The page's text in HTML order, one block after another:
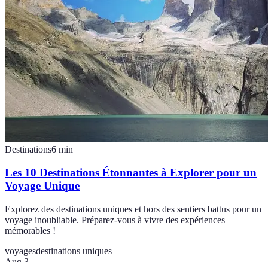
Destinations6 min
Les 10 Destinations Étonnantes à Explorer pour un
Voyage Unique
Explorez des destinations uniques et hors des sentiers battus pour un
voyage inoubliable. Préparez-vous à vivre des expériences
mémorables !
voyagesdestinations uniques